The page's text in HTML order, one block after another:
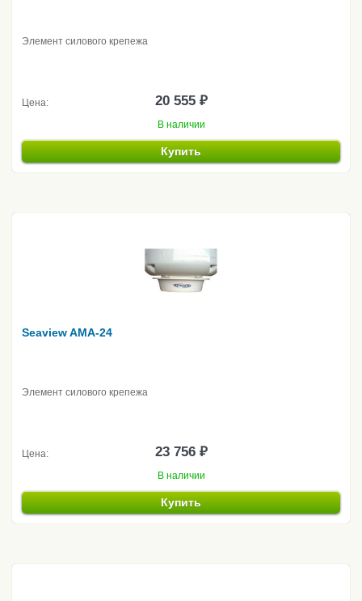
Элемент силового крепежа
Цена: 20 555 ₽
В наличии
Купить
Seaview AMA-24
Элемент силового крепежа
Цена: 23 756 ₽
В наличии
Купить